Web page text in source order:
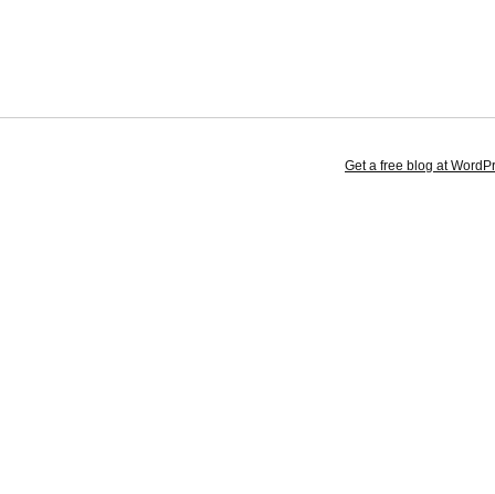
Get a free blog at